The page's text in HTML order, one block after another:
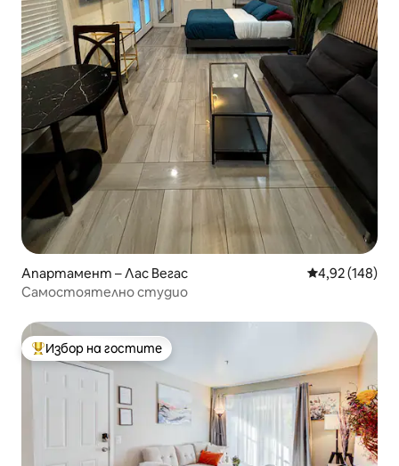
Апартамент – Лас Вегас Средна
4,92 (148)
Самостоятелно студио
Най-популярен избор на гостите
Избор на гостите